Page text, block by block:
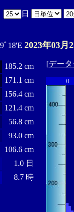
日
ﾟ18'E 2023年03月
185.2 cm
171.1 cm
156.4 cm
121.4 cm
56.8 cm
93.0 cm
106.6 cm
1.0 日
8.7 時
[デー
0